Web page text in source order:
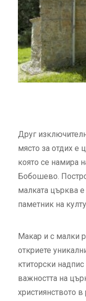
ПРОЕКТ
ТРАНСГРАНИЧЕН
SEARCH
Друг
място за отдих е
която се намира
Бобошево.
малката църква е
паметник на
Макар и с малки
откриете
ктиторски
важността на
християнството